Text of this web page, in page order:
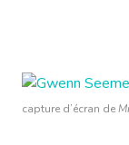
capture d’écran de